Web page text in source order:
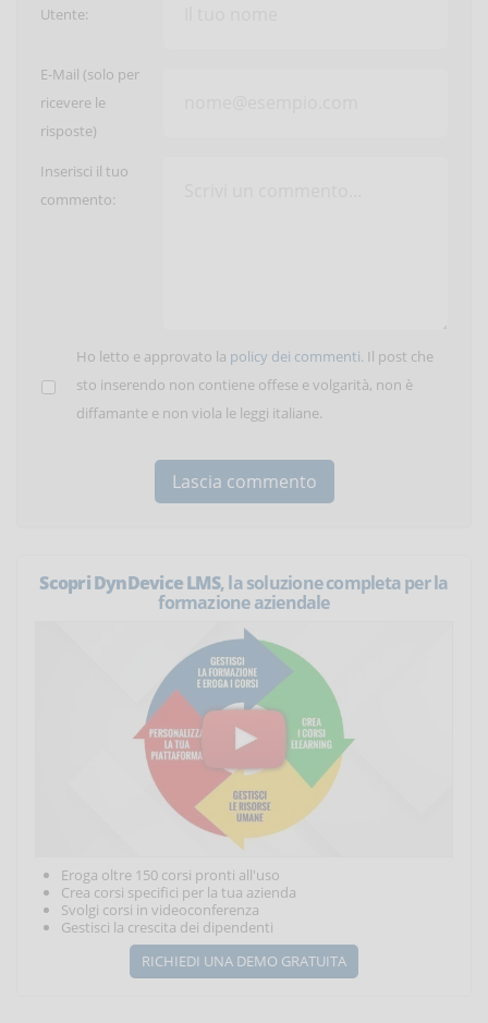
Utente:
E-Mail (solo per
ricevere le
risposte)
Inserisci il tuo
commento:
Ho letto e approvato la policy dei commenti. Il post che
sto inserendo non contiene offese e volgarità, non è
diffamante e non viola le leggi italiane.
Scopri DynDevice LMS, la soluzione completa per la
formazione aziendale
Eroga oltre 150 corsi pronti all'uso
Crea corsi specifici per la tua azienda
Svolgi corsi in videoconferenza
Gestisci la crescita dei dipendenti
RICHIEDI UNA DEMO GRATUITA